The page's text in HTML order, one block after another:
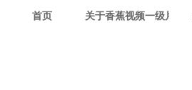
首页 关于香蕉视频一级片